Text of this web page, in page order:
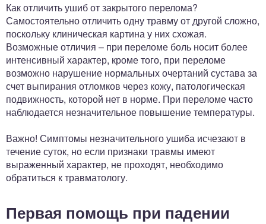
Как отличить ушиб от закрытого перелома?
Самостоятельно отличить одну травму от другой сложно,
поскольку клиническая картина у них схожая.
Возможные отличия – при переломе боль носит более
интенсивный характер, кроме того, при переломе
возможно нарушение нормальных очертаний сустава за
счет выпирания отломков через кожу, патологическая
подвижность, которой нет в норме. При переломе часто
наблюдается незначительное повышение температуры.
Важно! Симптомы незначительного ушиба исчезают в
течение суток, но если признаки травмы имеют
выраженный характер, не проходят, необходимо
обратиться к травматологу.
Первая помощь при падении